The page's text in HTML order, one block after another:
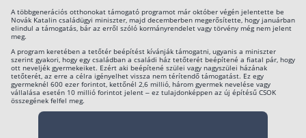
A többgenerációs otthonokat támogató programot már október végén jelentette be
Novák Katalin családügyi miniszter, majd decemberben megerősítette, hogy januárban
elindul a támogatás, bár az erről szóló kormányrendelet vagy törvény még nem jelent
meg.
A program keretében a tetőtér beépítést kívánják támogatni, ugyanis a miniszter
szerint gyakori, hogy egy családban a családi ház tetőterét beépítené a fiatal pár, hogy
ott neveljék gyermekeiket. Ezért aki beépítené szülei vagy nagyszülei házának
tetőterét, az erre a célra igényelhet vissza nem térítendő támogatást. Ez egy
gyermeknél 600 ezer forintot, kettőnél 2,6 millió, három gyermek nevelése vagy
vállalása esetén 10 millió forintot jelent – ez tulajdonképpen az új építésű CSOK
összegének felfel meg.